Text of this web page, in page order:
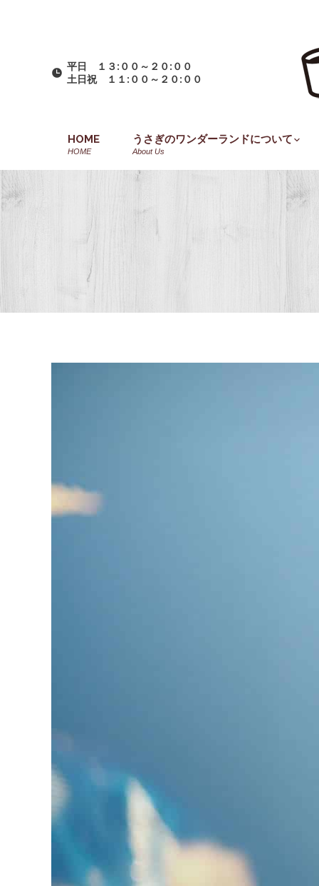
平日 １３:００～２０:００
土日祝 １１:００～２０:００
HOME
HOME
うさぎのワンダーランドについて
About Us